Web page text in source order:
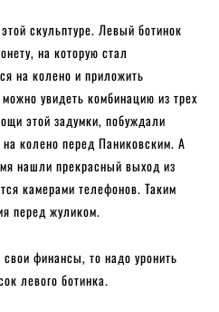
скульптуре. Левый ботинок
на которую стал
на колено и приложить
увидеть комбинацию из трех
этой задумки, побуждали
колено перед Паниковским. А
нашли прекрасный выход из
камерами телефонов. Таким
перед жуликом.
свои финансы, то надо уронить
левого ботинка.